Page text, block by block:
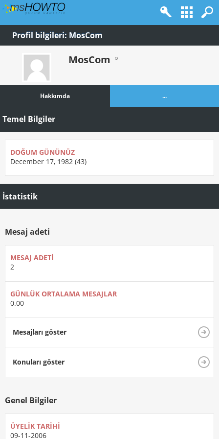
Profil bilgileri: MosCom
MosCom
Hakkımda ...
Temel Bilgiler
DOĞUM GÜNÜNÜZ
December 17, 1982 (43)
İstatistik
Mesaj adeti
MESAJ ADETI
2
GÜNLÜK ORTALAMA MESAJLAR
0.00
Mesajları göster
Konuları göster
Genel Bilgiler
ÜYELIK TARIHI
09-11-2006